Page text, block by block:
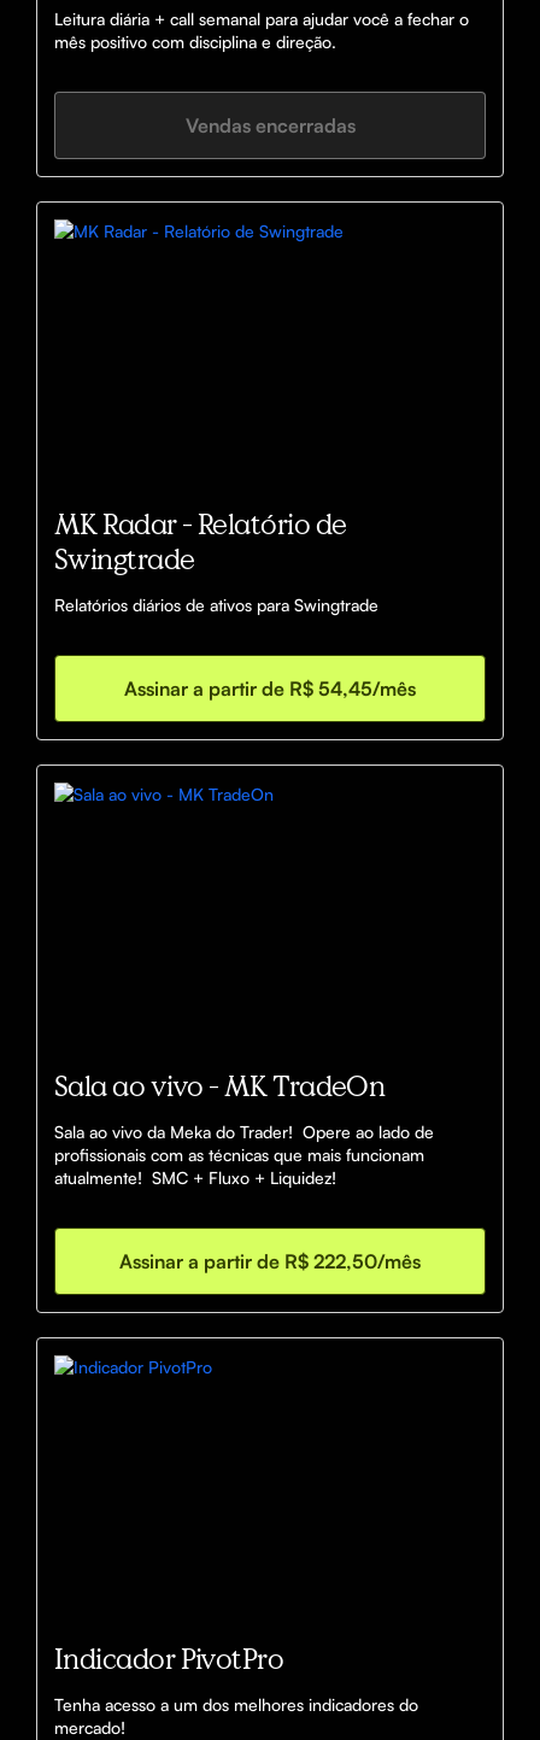
Leitura diária + call semanal para ajudar você a fechar o
mês positivo com disciplina e direção.
Vendas encerradas
MK Radar - Relatório de
Swingtrade
Relatórios diários de ativos para Swingtrade
Assinar a partir de R$ 54,45/mês
Sala ao vivo - MK TradeOn
Sala ao vivo da Meka do Trader!  Opere ao lado de
profissionais com as técnicas que mais funcionam
atualmente!  SMC + Fluxo + Liquidez!
Assinar a partir de R$ 222,50/mês
Indicador PivotPro
Tenha acesso a um dos melhores indicadores do
mercado!